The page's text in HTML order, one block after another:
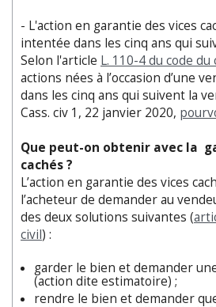
- L'action en garantie des vices
intentée dans les cinq ans qui
Selon l'article L. 110-4 du code du
actions nées à l’occasion d’une
dans les cinq ans qui suivent la
Cass. civ 1, 22 janvier 2020,
Que peut-on obtenir avec la
cachés ?
L’action en garantie des vices
l’acheteur de demander au
des deux solutions suivantes (
civil) :
garder le bien et demander
(action dite estimatoire) ;
rendre le bien et demander